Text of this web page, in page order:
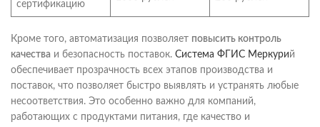
сертификацию
Кроме того, автоматизация позволяет повысить контроль
качества и безопасность поставок. Система ФГИС Меркурий
обеспечивает прозрачность всех этапов производства и
поставок, что позволяет быстро выявлять и устранять любые
несоответствия. Это особенно важно для компаний,
работающих с продуктами питания, где качество и